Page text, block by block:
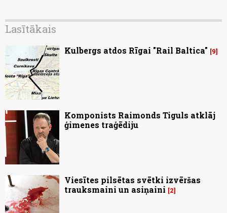
Lasītākais
Kulbergs atdos Rīgai "Rail Baltica" 9
Komponists Raimonds Tiguls atklāj
ģimenes traģēdiju
Viesītes pilsētas svētki izvēršas
trauksmaini un asiņaini
2